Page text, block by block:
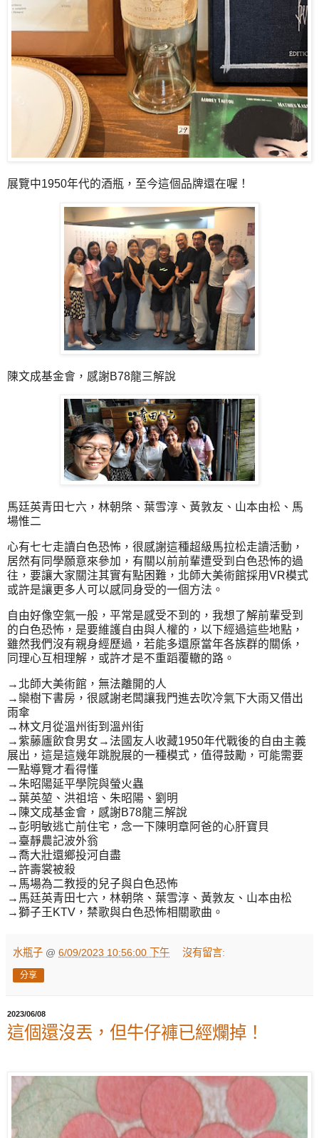
展覽中1950年代的酒瓶，至今這個品牌還在喔！
陳文成基金會，感謝B78龍三解說
馬廷英青田七六，林朝棨、葉雪淳、黃敦友、山本由松、馬
場惟二
心有七七走讀白色恐怖，很感謝這種超級馬拉松走讀活動，
居然有同學願意來參加，有關以前前輩遭受到白色恐怖的過
往，要讓大家關注其實有點困難，北師大美術館採用VR模式
或許是讓更多人可以感同身受的一個方法。
自由好像空氣一般，平常是感受不到的，我想了解前輩受到
的白色恐怖，是要維護自由與人權的，以下經過這些地點，
雖然我們沒有親身經歷過，若能多還原當年各族群的關係，
同理心互相理解，或許才是不重蹈覆轍的路。
→北師大美術館，無法離開的人
→欒樹下書房，很感謝老闆讓我門進去吹冷氣下大雨又借出
雨傘
→林文月從溫州街到溫州街
→紫藤廬飲食男女→法國友人收藏1950年代戰後的自由主義
展出，這是這幾年跳脫展的一種模式，值得鼓勵，可能需要
一點導覽才看得懂
→朱昭陽延平學院與螢火蟲
→葉英堃、洪祖培、朱昭陽、劉明
→陳文成基金會，感謝B78龍三解說
→彭明敏逃亡前住宅，念一下陳明章阿爸的心肝寶貝
→臺靜農記波外翁
→喬大壯還鄉投河自盡
→許壽裳被殺
→馬場為二教授的兒子與白色恐怖
→馬廷英青田七六，林朝棨、葉雪淳、黃敦友、山本由松
→獅子王KTV，禁歌與白色恐怖相關歌曲。
水瓶子 @ 6/09/2023 10:56:00 下午 沒有留言:
分享
2023/06/08
這個還沒丟，但牛仔褲已經爛掉！